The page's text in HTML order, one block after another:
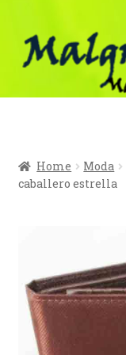
Finalizar compra
Info Malgrat
Home Moda
caballero estrella